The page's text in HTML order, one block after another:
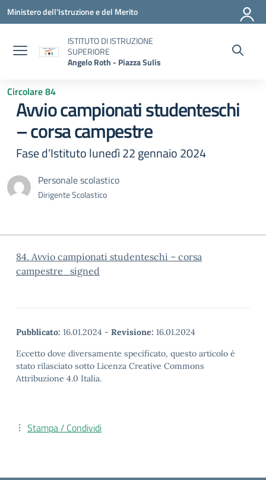
Vai ai contenuti
Vai al menu di navigazione
Vai al footer
Ministero dell'Istruzione e del Merito
ISTITUTO DI ISTRUZIONE
SUPERIORE
Angelo Roth - Piazza Sulis
Circolare 84
Avvio campionati studenteschi
– corsa campestre
Fase d’Istituto lunedì 22 gennaio 2024
Personale scolastico
Dirigente Scolastico
84. Avvio campionati studenteschi – corsa
campestre_signed
Pubblicato: 16.01.2024 - Revisione: 16.01.2024
Eccetto dove diversamente specificato, questo articolo è
stato rilasciato sotto Licenza Creative Commons
Attribuzione 4.0 Italia.
Stampa / Condividi